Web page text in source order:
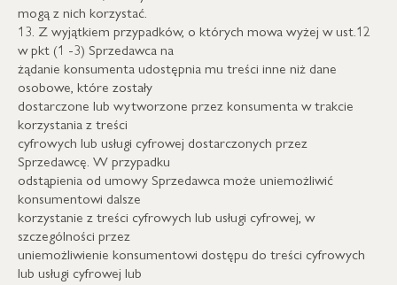
mogą z nich korzystać.
13. Z wyjątkiem przypadków, o których mowa wyżej w ust.12
w pkt (1 -3) Sprzedawca na
żądanie konsumenta udostępnia mu treści inne niż dane
osobowe, które zostały
dostarczone lub wytworzone przez konsumenta w trakcie
korzystania z treści
cyfrowych lub usługi cyfrowej dostarczonych przez
Sprzedawcę. W przypadku
odstąpienia od umowy Sprzedawca może uniemożliwić
konsumentowi dalsze
korzystanie z treści cyfrowych lub usługi cyfrowej, w
szczególności przez
uniemożliwienie konsumentowi dostępu do treści cyfrowych
lub usługi cyfrowej lub